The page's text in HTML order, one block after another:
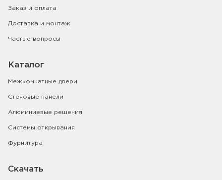
Заказ и оплата
Доставка и монтаж
Частые вопросы
Каталог
Межкомнатные двери
Стеновые панели
Алюминиевые решения
Системы открывания
Фурнитура
Скачать